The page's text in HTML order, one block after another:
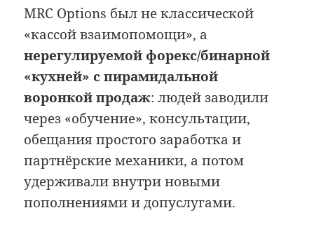
MRC Options был не классической
«кассой взаимопомощи», а
нерегулируемой форекс/бинарной
«кухней» с пирамидальной
воронкой продаж: людей заводили
через «обучение», консультации,
обещания простого заработка и
партнёрские механики, а потом
удерживали внутри новыми
пополнениями и допуслугами.